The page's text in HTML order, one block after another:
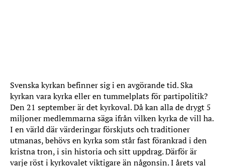
Svenska kyrkan befinner sig i en avgörande tid. Ska
kyrkan vara kyrka eller en tummelplats för partipolitik?
Den 21 september är det kyrkoval. Då kan alla de drygt 5
miljoner medlemmarna säga ifrån vilken kyrka de vill ha.
I en värld där värderingar förskjuts och traditioner
utmanas, behövs en kyrka som står fast förankrad i den
kristna tron, i sin historia och sitt uppdrag. Därför är
varje röst i kyrkovalet viktigare än någonsin. I årets val